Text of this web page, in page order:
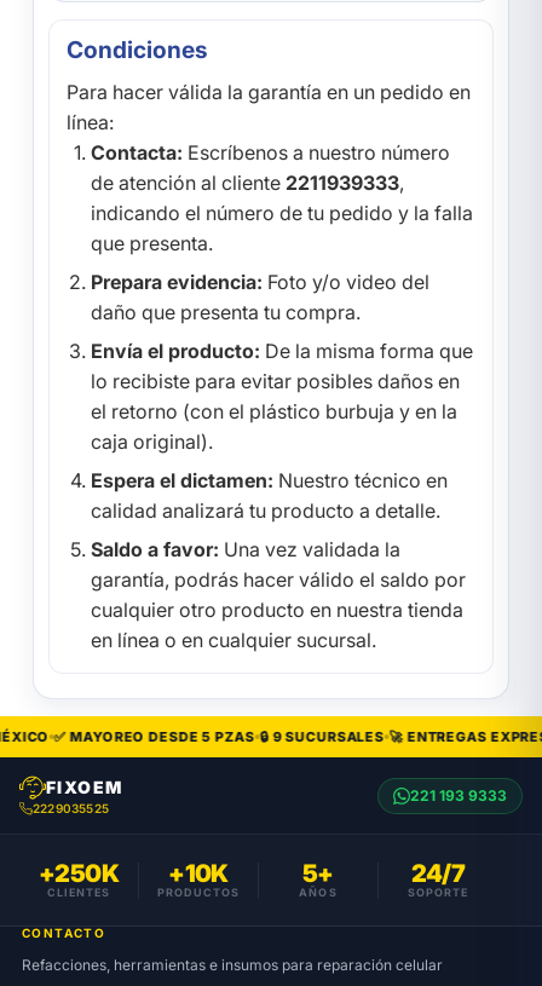
Condiciones
Para hacer válida la garantía en un pedido en
línea:
Contacta: Escríbenos a nuestro número
de atención al cliente 2211939333,
indicando el número de tu pedido y la falla
que presenta.
Prepara evidencia: Foto y/o video del
daño que presenta tu compra.
Envía el producto: De la misma forma que
lo recibiste para evitar posibles daños en
el retorno (con el plástico burbuja y en la
caja original).
Espera el dictamen: Nuestro técnico en
calidad analizará tu producto a detalle.
Saldo a favor: Una vez validada la
garantía, podrás hacer válido el saldo por
cualquier otro producto en nuestra tienda
en línea o en cualquier sucursal.
✅ MAYOREO DESDE 5 PZAS 🔒 9 SUCURSALES 🚀 ENTREGAS
FIXOEM
2229035525
221 193 9333
+250K
CLIENTES
+10K
PRODUCTOS
5+
AÑOS
24/7
SOPORTE
CONTACTO
Refacciones, herramientas e insumos para reparación celular